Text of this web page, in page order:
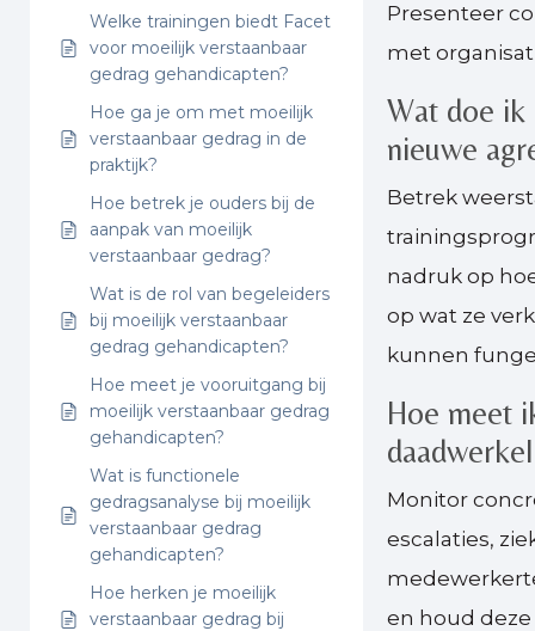
Welke trainingen biedt Facet
voor moeilijk verstaanbaar
gedrag gehandicapten?
Hoe ga je om met moeilijk
verstaanbaar gedrag in de
praktijk?
Hoe betrek je ouders bij de
aanpak van moeilijk
verstaanbaar gedrag?
Wat is de rol van begeleiders
bij moeilijk verstaanbaar
gedrag gehandicapten?
Hoe meet je vooruitgang bij
moeilijk verstaanbaar gedrag
gehandicapten?
Wat is functionele
gedragsanalyse bij moeilijk
verstaanbaar gedrag
gehandicapten?
Hoe herken je moeilijk
verstaanbaar gedrag bij
Presenteer
met
Wat doe ik
nieuwe
Betrek
nadruk op
op wat ze
kunnen
Hoe meet
Monitor
escalaties,
en houd